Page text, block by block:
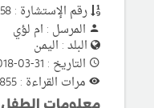
رقم الإستشارة : 4158
المرسل : ام لؤي
البلد : اليمن
التاريخ : 31-03-2018
مرات القراءة : 6855
معلومات الطفل